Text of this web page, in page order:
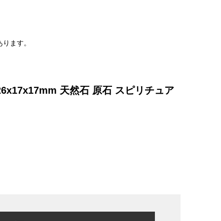
ます。
天然石 原石 スピリチュア